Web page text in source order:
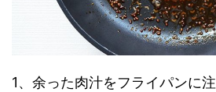
1、余った肉汁をフライパンに